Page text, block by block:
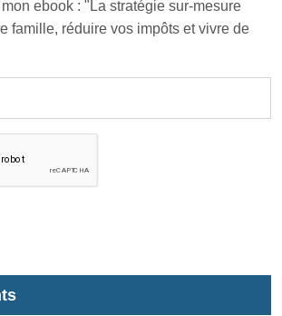
ebook : "La stratégie sur-mesure
famille, réduire vos impôts et vivre de